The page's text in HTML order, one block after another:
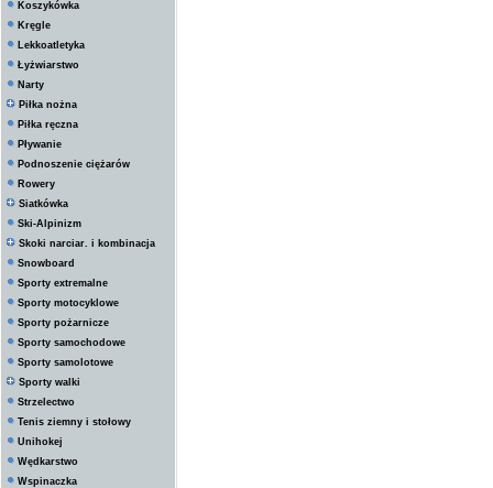
Koszykówka
Kręgle
Lekkoatletyka
Łyżwiarstwo
Narty
Piłka nożna
Piłka ręczna
Pływanie
Podnoszenie ciężarów
Rowery
Siatkówka
Ski-Alpinizm
Skoki narciar. i kombinacja
Snowboard
Sporty extremalne
Sporty motocyklowe
Sporty pożarnicze
Sporty samochodowe
Sporty samolotowe
Sporty walki
Strzelectwo
Tenis ziemny i stołowy
Unihokej
Wędkarstwo
Wspinaczka